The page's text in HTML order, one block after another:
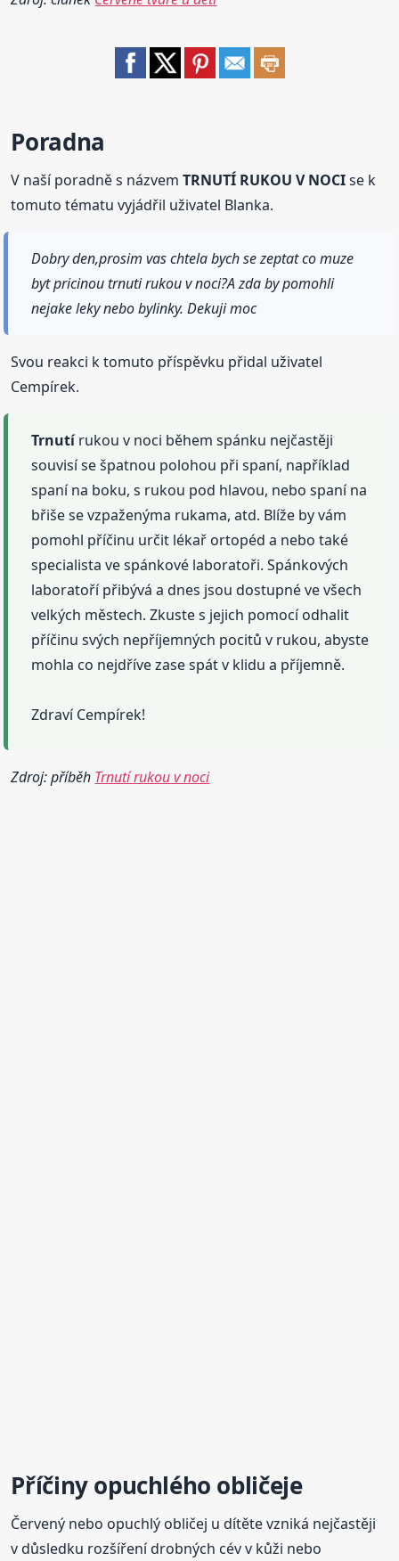
Poradna
V naší poradně s názvemTRNUTÍ RUKOU V NOCIse k
tomuto tématu vyjádřil uživatel Blanka.
Dobry den,prosim vas chtela bych se zeptat co muze
byt pricinou trnuti rukou v noci?A zda by pomohli
nejake leky nebo bylinky. Dekuji moc
Svou reakci k tomuto příspěvku přidal uživatel
Cempírek.
Trnutírukou v noci během spánku nejčastěji
souvisí se špatnou polohou při spaní, například
spaní na boku, s rukou pod hlavou, nebo spaní na
břiše se vzpaženýma rukama, atd. Blíže by vám
pomohl příčinu určit lékař ortopéd a nebo také
specialista ve spánkové laboratoři. Spánkových
laboratoří přibývá a dnes jsou dostupné ve všech
velkých městech. Zkuste s jejich pomocí odhalit
příčinu svých nepříjemných pocitů v rukou, abyste
mohla co nejdříve zase spát v klidu a příjemně.
Zdraví Cempírek!
Zdroj: příběh Trnutí rukou v noci
Příčiny opuchlého obličeje
Červený nebo opuchlý obličej u dítěte vzniká nejčastěji
v důsledku rozšíření drobných cév v kůži nebo